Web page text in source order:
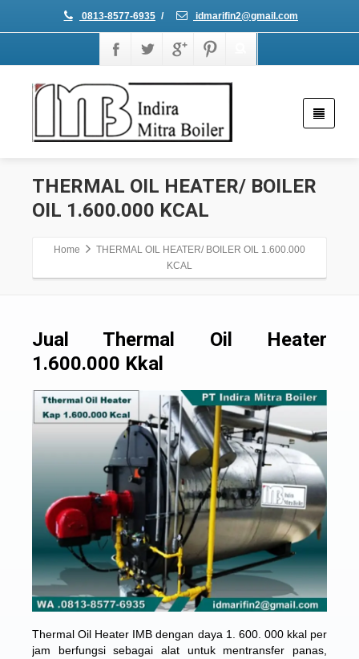
0813-8577-6935 / idmarifin2@gmail.com
THERMAL OIL HEATER/ BOILER
OIL 1.600.000 KCAL
Home
THERMAL OIL HEATER/ BOILER OIL 1.600.000
KCAL
Jual Thermal Oil Heater
1.600.000 Kkal
Thermal Oil Heater IMB dengan daya 1. 600. 000 kkal per
jam berfungsi sebagai alat untuk mentransfer panas,